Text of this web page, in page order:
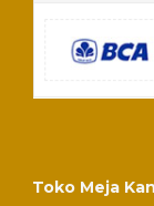
Toko Meja